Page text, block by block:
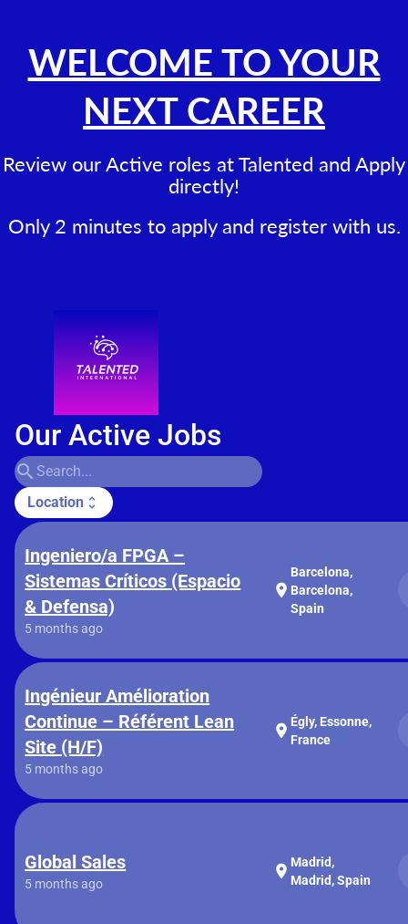
WELCOME TO YOUR
NEXT CAREER
Review our Active roles at Talented and Apply
directly!
Only 2 minutes to apply and register with us.
Our Active Jobs
search
Location unfold_more
Ingeniero/a FPGA –
Sistemas Críticos (Espacio
& Defensa)
5 months ago
location_on
Barcelona,
Barcelona,
Spain
Ingénieur Amélioration
Continue – Référent Lean
Site (H/F)
5 months ago
location_on Égly, Essonne,
France
Global Sales
5 months ago
location_on Madrid,
Madrid, Spain